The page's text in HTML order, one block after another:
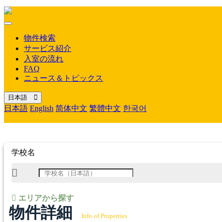
Mobile
物件検索
サービス紹介
入室の流れ
FAQ
ニュース＆トピックス
日本語
日本語 English 简体中文 繁體中文 한국어
学校名
エリアから探す
物件詳細 Info of Properties